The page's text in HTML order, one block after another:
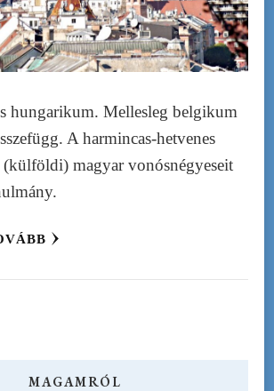
hungarikum. Mellesleg belgikum
A harmincas-hetvenes
magyar vonósnégyeseit
MAGAMRÓL